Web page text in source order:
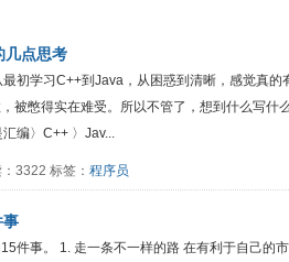
几点思考
初学习C++到Java，从困惑到清晰，感觉真的
被憋得实在难受。所以不管了，想到什么写什
编〉C++ 〉Jav...
3322 标签： 程序员
事
件事。 1. 走一条不一样的路 在有利于自己的